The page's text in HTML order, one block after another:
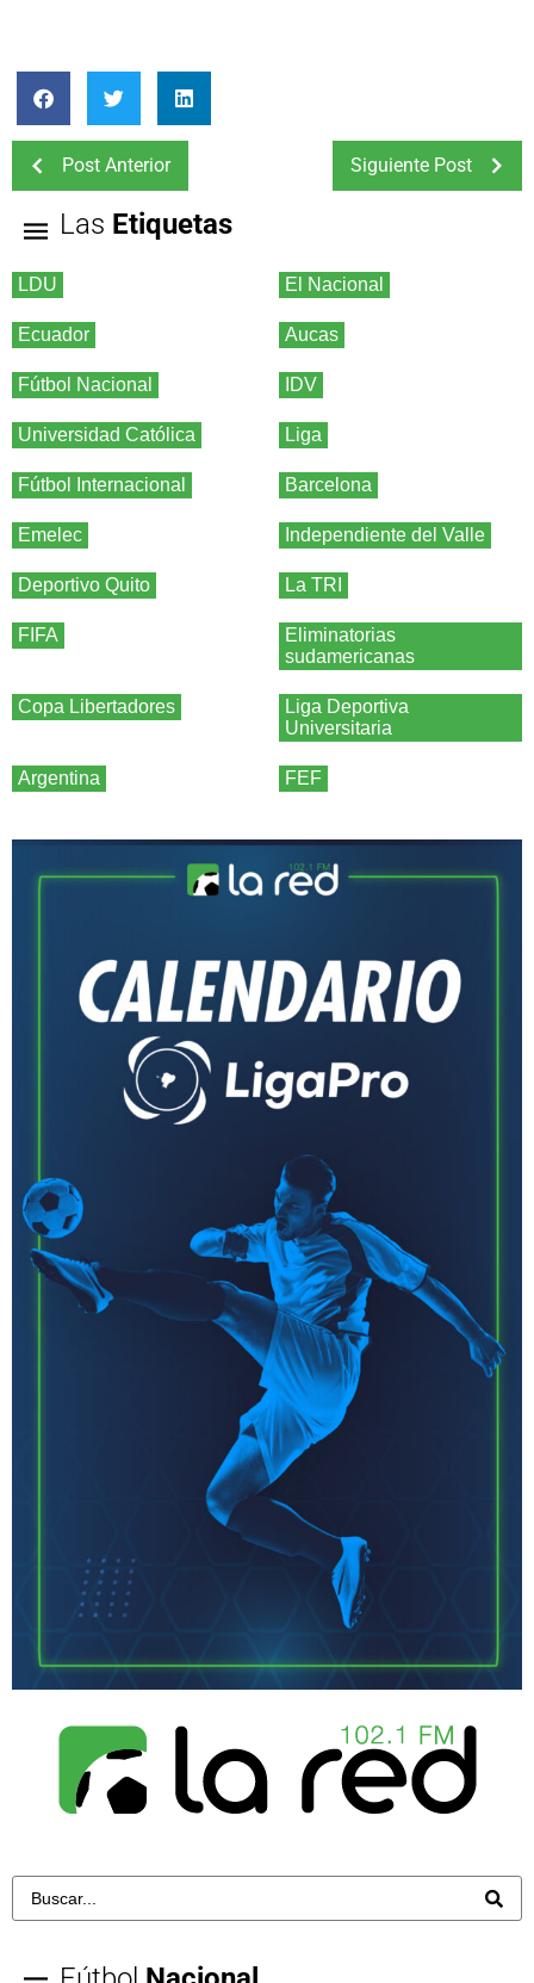
Post Anterior Siguiente Post
Las Etiquetas
LDU El Nacional
Ecuador Aucas
Fútbol Nacional IDV
Universidad Católica Liga
Fútbol Internacional Barcelona
Emelec Independiente del Valle
Deportivo Quito La TRI
FIFA
Eliminatorias
sudamericanas
Copa Libertadores
Liga Deportiva
Universitaria
Argentina FEF